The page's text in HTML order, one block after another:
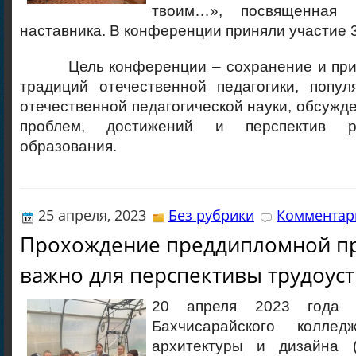
твоим…», посвященная
наставника. В конференции приняли участие
Цель конференции – сохранение и
традиций отечественной педагогики,
отечественной педагогической науки,
проблем, достижений и перспектив
образования.
25 апреля, 2023 Без рубрики
Прохождение преддипломной
важно для перспективы
20 апреля 2023 года
Бахчисарайского
архитектуры и